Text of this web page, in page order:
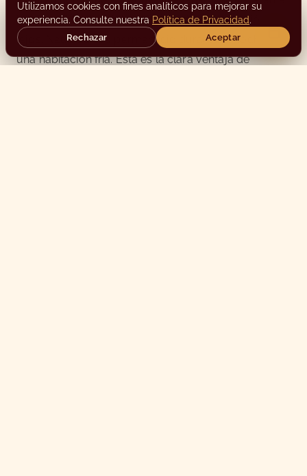
la mesa al final de la comida. Nada de eso viajó muy
lejos. Nada de eso permaneció durante la noche en
una habitación fría. Ésta es la clara ventaja de
Utilizamos cookies con fines analíticos para mejorar su
experiencia. Consulte nuestra Política de Privacidad.
Rechazar Aceptar